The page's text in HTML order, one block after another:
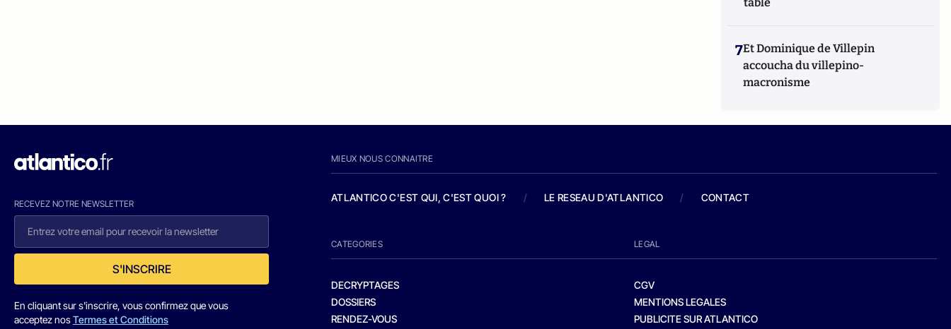
7Et Dominique de Villepin
accoucha du villepino-
macronisme
RECEVEZ NOTRE NEWSLETTER
S'INSCRIRE
En cliquant sur s'inscrire, vous confirmez que vous
acceptez nosTermes et Conditions
MIEUX NOUS CONNAITRE
ATLANTICO C'EST QUI, C'EST QUOI ? / LE RESEAU D'ATLANTICO / CONTACT
CATEGORIES
DECRYPTAGES
DOSSIERS
RENDEZ-VOUS
LEGAL
CGV
MENTIONS LEGALES
PUBLICITE SUR ATLANTICO